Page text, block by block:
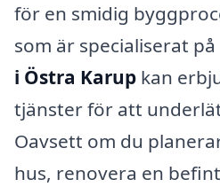
för en smidig
som är specialiserat på
i Östra Karup kan
tjänster för att
Oavsett om du
hus, renovera en